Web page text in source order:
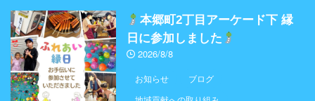
本郷町2丁目アーケード下 縁
日に参加しました
2026/8/8
お知らせ
ブログ